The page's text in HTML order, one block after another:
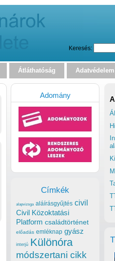
Keresés:
Átláthatóság Adatvédelem
Adomány
Címkék
alapvizsga aláírásgyűjtés civil
Civil Közoktatási
Platform családtörténet
előadás emléknap gyász
interjú Különóra
módszertani cikk